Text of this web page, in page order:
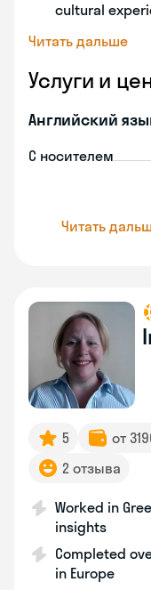
cultural
Читать дальше
Услуги и
Английский
С носителем
Читать
5 от
2 отзыва
Worked in
insights
Completed
in Europe